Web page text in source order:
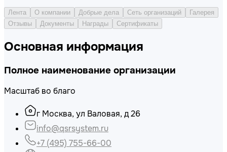
Лента О компании Добрые дела Сеть организаций
Галерея
Отзывы
Документы Награды Сертификаты
Основная информация
Полное наименование организации
Масштаб во благо
г Москва, ул Валовая, д 26
info@qsrsystem.ru
+7 (495) 755-66-00